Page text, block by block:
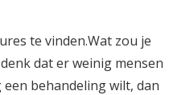
te vinden.Wat zou je
dat er weinig mensen
behandeling wilt, dan